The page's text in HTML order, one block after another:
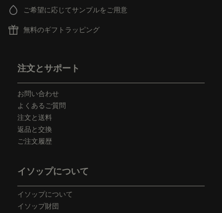
ご希望に応じてサンプルをご用意
無料のギフトラッピング
注文とサポート
お問い合わせ
よくあるご質問
注文と送料
返品と交換
ご注文履歴
イソップについて
イソップについて
イソップ財団